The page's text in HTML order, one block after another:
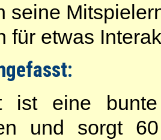
seine
für etwas
ist eine
und sorgt